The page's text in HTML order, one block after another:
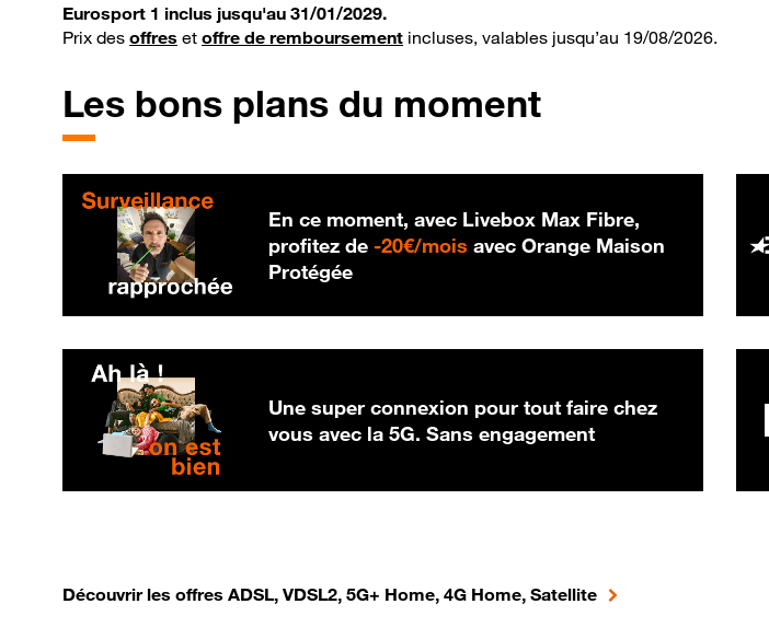
Eurosport 1 inclus jusqu'au 31/01/2029.
Prix des offres et offre de remboursement incluses, valables jusqu’au 19/08/2026.
Les bons plans du moment
En ce moment, avec Livebox Max Fibre,
profitez de -20€/mois 20 € par mois
avec Orange Maison
Protégée
Une super connexion pour tout faire chez
vous avec la 5G. Sans engagement
Découvrir les offres ADSL, VDSL2, 5G+ Home, 4G Home, Satellite